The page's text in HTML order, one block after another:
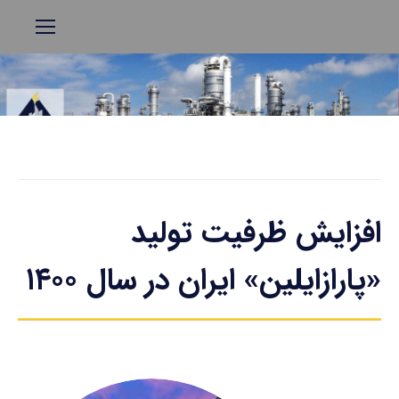
افزایش ظرفیت تولید
«پارازایلین» ایران در سال ۱۴۰۰